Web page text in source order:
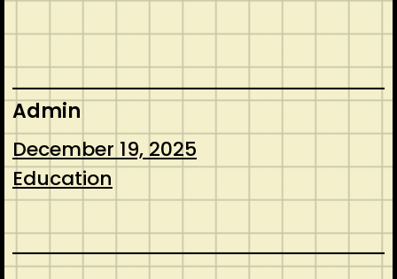
Admin
December 19, 2025
Education